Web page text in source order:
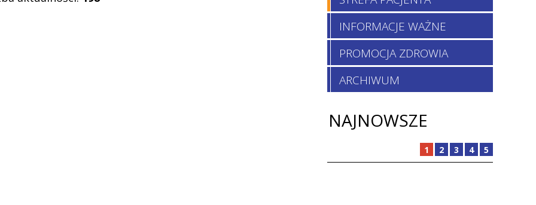
INFORMACJE WAŻNE
PROMOCJA ZDROWIA
ARCHIWUM
NAJNOWSZE
1 2 3 4 5